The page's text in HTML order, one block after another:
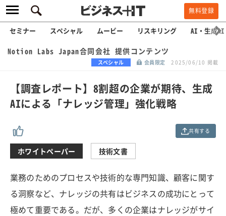
無料登録
セミナー スペシャル ムービー リスキリング AI・生成AI
Notion Labs Japan合同会社 提供コンテンツ
スペシャル 会員限定 2025/06/10 掲載
【調査レポート】8割超の企業が期待、生成
AIによる「ナレッジ管理」強化戦略
共有する
ホワイトペーパー 技術文書
業務のためのプロセスや技術的な専門知識、顧客に関す
る洞察など、ナレッジの共有はビジネスの成功にとって
極めて重要である。だが、多くの企業はナレッジがサイ